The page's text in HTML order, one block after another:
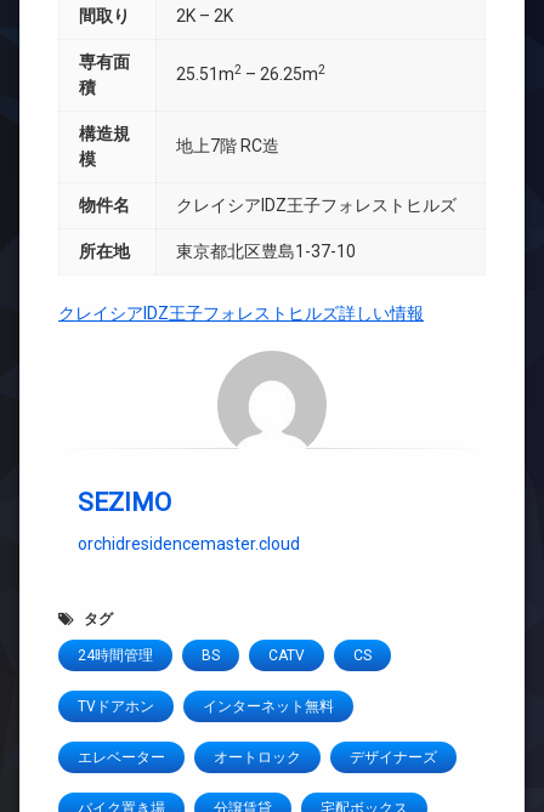
間取り 2K – 2K
専有面
積
25.51m2 – 26.25m2
構造規
模
地上7階 RC造
物件名 クレイシアIDZ王子フォレストヒルズ
所在地 東京都北区豊島1-37-10
クレイシアIDZ王子フォレストヒルズ詳しい情報
SEZIMO
orchidresidencemaster.cloud
タグ
24時間管理 BS CATV CS
TVドアホン インターネット無料
エレベーター オートロック デザイナーズ
バイク置き場 分譲賃貸 宅配ボックス